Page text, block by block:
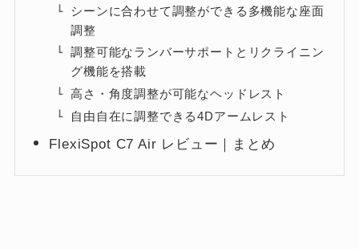
シーンに合わせて調整ができる多機能な座面
調整
調整可能なランバーサポートとリクライニン
グ機能を搭載
高さ・角度調整が可能なヘッドレスト
自由自在に調整できる4Dアームレスト
FlexiSpot C7 Air レビュー｜まとめ